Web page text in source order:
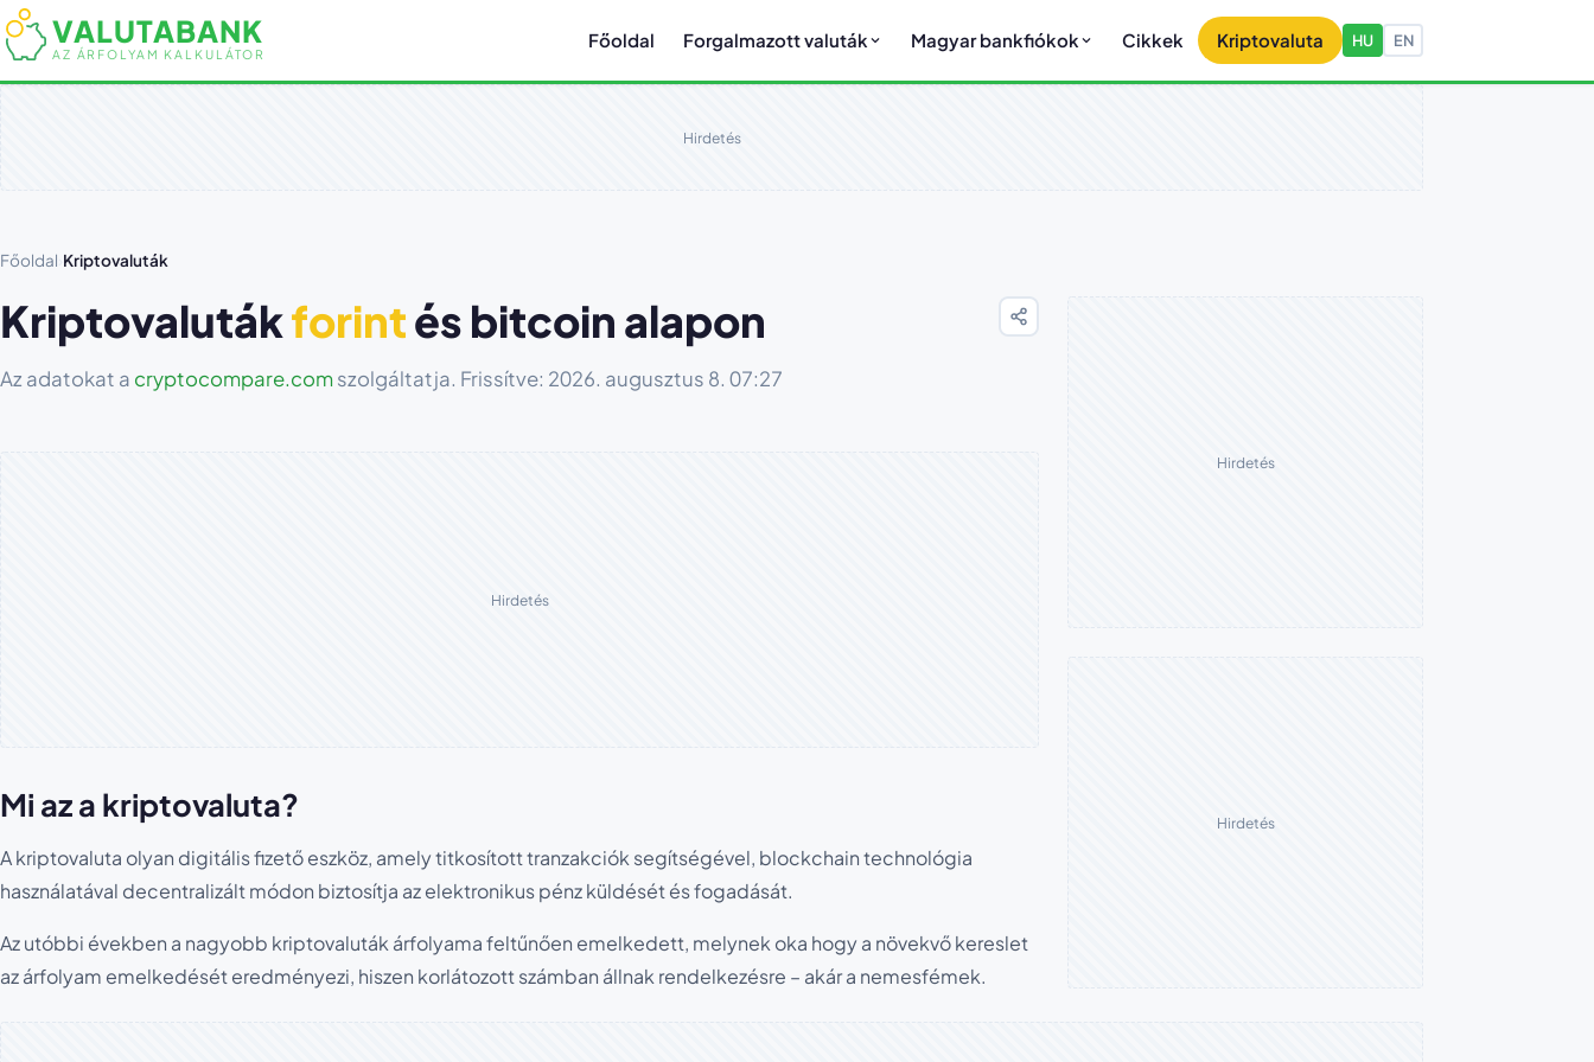
VALUTABANK
AZ ÁRFOLYAM KALKULÁTOR
Főoldal Forgalmazott valuták Magyar bankfiókok Cikkek Kriptovaluta HU EN
Hirdetés
Főoldal Kriptovaluták
Kriptovalutákforintés bitcoin alapon
Az adatokat a cryptocompare.comszolgáltatja. Frissítve: 2026. augusztus 8. 07:27
Hirdetés
Mi az a kriptovaluta?
A kriptovaluta olyan digitális fizető eszköz, amely titkosított tranzakciók segítségével, blockchain technológia
használatával decentralizált módon biztosítja az elektronikus pénz küldését és fogadását.
Az utóbbi években a nagyobb kriptovaluták árfolyama feltűnően emelkedett, melynek oka hogy a növekvő kereslet
az árfolyam emelkedését eredményezi, hiszen korlátozott számban állnak rendelkezésre – akár a nemesfémek.
Hirdetés
Hirdetés